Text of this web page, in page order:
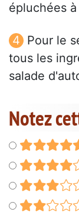
épluchées à
Pour le
tous les
salade
Notez